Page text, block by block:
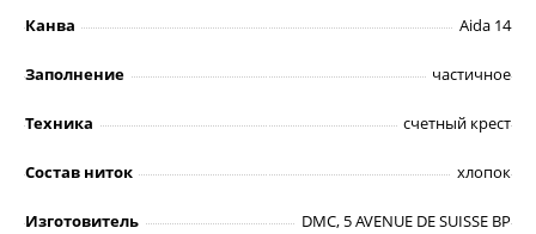
Канва Aida 14
Заполнение частичное
Техника счетный крест
Состав ниток хлопок
Изготовитель
DMC, 5 AVENUE DE SUISSE BP